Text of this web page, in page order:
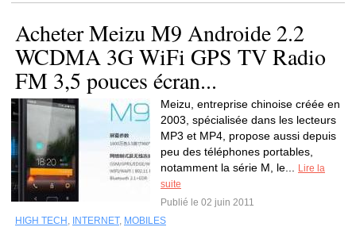
Acheter Meizu M9 Androide 2.2
WCDMA 3G WiFi GPS TV Radio
FM 3,5 pouces écran...
Meizu, entreprise chinoise créée en
2003, spécialisée dans les lecteurs
MP3 et MP4, propose aussi depuis
peu des téléphones portables,
notamment la série M, le...
Lire la
suite
Publié le 02 juin 2011
HIGH TECH , INTERNET, MOBILES